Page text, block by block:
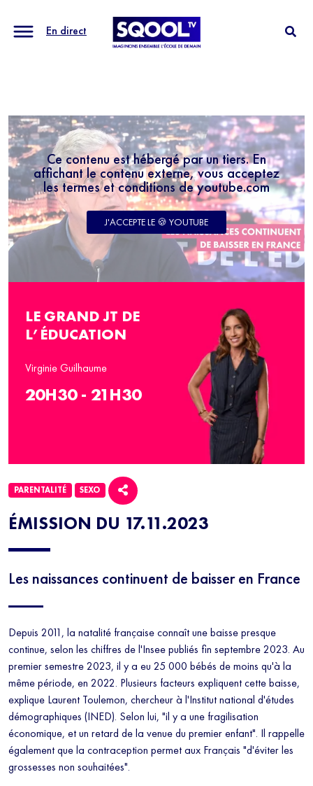
En direct
Ce contenu est hébergé par un tiers. En
affichant le contenu externe, vous acceptez
les termes et conditions de youtube.com
J'ACCEPTE LE 🍪 YOUTUBE
ÉMISSION DU 17.11.2023
Les naissances continuent de baisser en France
Depuis 2011, la natalité française connaît une baisse presque
continue, selon les chiffres de l'Insee publiés fin septembre 2023. Au
premier semestre 2023, il y a eu 25 000 bébés de moins qu'à la
même période, en 2022. Plusieurs facteurs expliquent cette baisse,
explique Laurent Toulemon, chercheur à l'Institut national d'études
démographiques (INED). Selon lui, "il y a une fragilisation
économique, et un retard de la venue du premier enfant". Il rappelle
également que la contraception permet aux Français "d'éviter les
grossesses non souhaitées".
PARENTALITÉ SEXO
LE GRAND JT DE
L’ÉDUCATION
Virginie Guilhaume
20H30 - 21H30